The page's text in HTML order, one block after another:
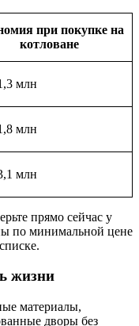
при покупке на
котловане
млн
млн
млн
прямо сейчас у
по минимальной цене
жизни
материалы,
дворы без